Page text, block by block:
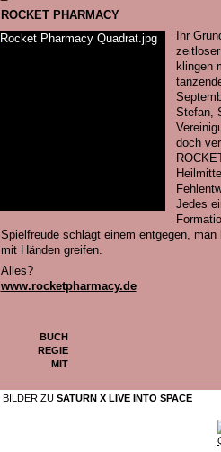
ROCKET PHARMACY
Ihr
klingen
Stefan,
doch
Jedes
Spielfreude schlägt einem entgegen,
mit Händen greifen.
Alles?
www.rocketpharmacy.de
BUCH
REGIE
MIT
BILDER ZU SATURN X LIVE INTO SPACE